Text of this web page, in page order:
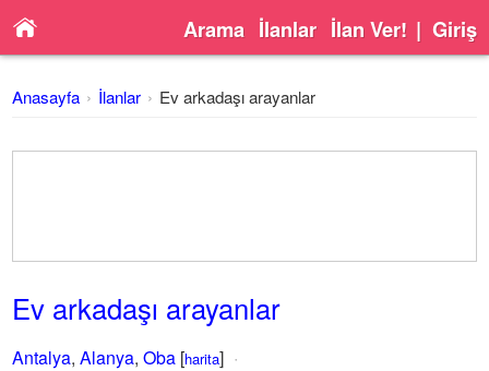
Arama İlanlar İlan Ver! | Giriş
Anasayfa İlanlar Ev arkadaşı arayanlar
Ev arkadaşı arayanlar
Antalya,Alanya,Oba [harita]